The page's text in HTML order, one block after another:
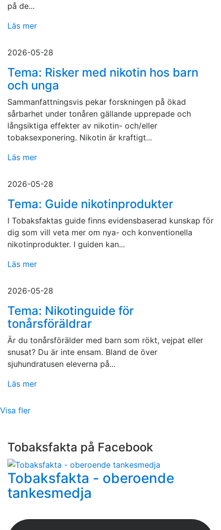
på de...
Läs mer
2026-05-28
Tema: Risker med nikotin hos barn
och unga
Sammanfattningsvis pekar forskningen på ökad
sårbarhet under tonåren gällande upprepade och
långsiktiga effekter av nikotin- och/eller
tobaksexponering. Nikotin är kraftigt...
Läs mer
2026-05-28
Tema: Guide nikotinprodukter
I Tobaksfaktas guide finns evidensbaserad kunskap för
dig som vill veta mer om nya- och konventionella
nikotinprodukter. I guiden kan...
Läs mer
2026-05-28
Tema: Nikotinguide för
tonårsföräldrar
Är du tonårsförälder med barn som rökt, vejpat eller
snusat? Du är inte ensam. Bland de över
sjuhundratusen eleverna på...
Läs mer
Visa fler
Tobaksfakta på Facebook
Tobaksfakta - oberoende
tankesmedja